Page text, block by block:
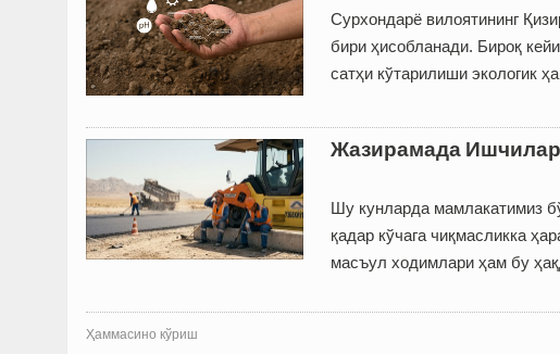
Сурхондарё вилоятининг
бири ҳисобланади. Бироқ
сатҳи кўтарилиши экологик
Жазирамада
Шу кунларда мамлакатимиз
қадар кўчага чиқмасликка
масъул ходимлари ҳам бу
Ҳаммасино кўриш